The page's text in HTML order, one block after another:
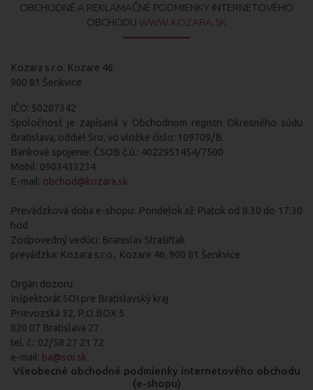
OBCHODNÉ A REKLAMAČNÉ PODMIENKY INTERNETOVÉHO
OBCHODU WWW.KOZARA.SK
Kozara s.r.o. Kozare 46
900 81 Šenkvice
IČO: 50207342
Spoločnosť je zapísaná v Obchodnom registri Okresného súdu
Bratislava, oddiel Sro, vo vložke číslo: 109709/B
Bankové spojenie: ČSOB č.ú.: 4022951454/7500
Mobil: 0903433234
E-mail: obchod@kozara.sk
Prevádzková doba e-shopu: Pondelok až Piatok od 8.30 do 17.30
hod
Zodpovedný vedúci: Branislav Strašiftak
prevádzka: Kozara s.r.o., Kozare 46, 900 81 Šenkvice
Orgán dozoru:
Inšpektorát SOI pre Bratislavský kraj
Prievozská 32, P.O.BOX 5
820 07 Bratislava 27
tel. č.: 02/58 27 21 72
e-mail: ba@soi.sk
Všeobecné obchodné podmienky internetového obchodu
(e-shopu)